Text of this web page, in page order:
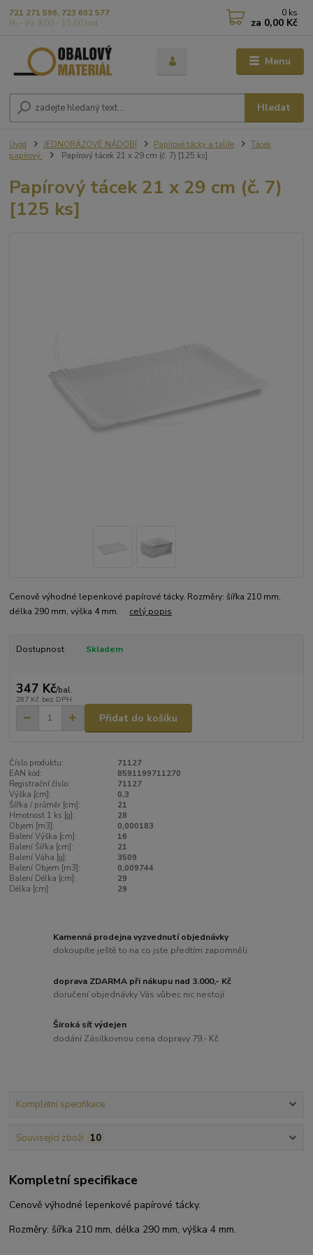
Menu
Hledat
721 271 596, 723 602 577
Po - Pá 9,00 - 15,00 hod
0 ks
za 0,00 Kč
Úvod JEDNORÁZOVÉ NÁDOBÍ Papírové tácky a talíře
Tácek
papírový
Papírový tácek 21 x 29 cm (č. 7) [125 ks]
Papírový tácek 21 x 29 cm (č. 7)
[125 ks]
Cenově výhodné lepenkové papírové tácky. Rozměry: šířka 210 mm,
délka 290 mm, výška 4 mm. celý popis
Dostupnost Skladem
347 Kč/bal.
287 Kč bez DPH
Přidat do košíku
Číslo produktu:
71127
EAN kód:
8591199711270
Registrační číslo:
71127
Výška [cm]:
0,3
Šířka / průměr [cm]:
21
Hmotnost 1 ks [g]:
28
Objem [m3]:
0,000183
Balení Výška [cm]:
16
Balení Šířka [cm]:
21
Balení Váha [g]:
3509
Balení Objem [m3]:
0,009744
Balení Délka [cm]:
29
Délka [cm]:
29
Kamenná prodejna vyzvednutí objednávky
dokoupíte ještě to na co jste předtím zapomněli
doprava ZDARMA při nákupu nad 3.000,- Kč
doručení objednávky Vás vůbec nic nestojí
Široká síť výdejen
dodání Zásilkovnou cena dopravy 79,- Kč
Kompletní specifikace
Související zboží 10
Kompletní specifikace
Cenově výhodné lepenkové papírové tácky.
Rozměry: šířka 210 mm, délka 290 mm, výška 4 mm.